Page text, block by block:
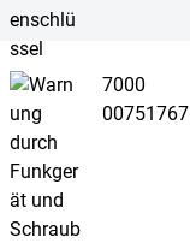
7000
00751767